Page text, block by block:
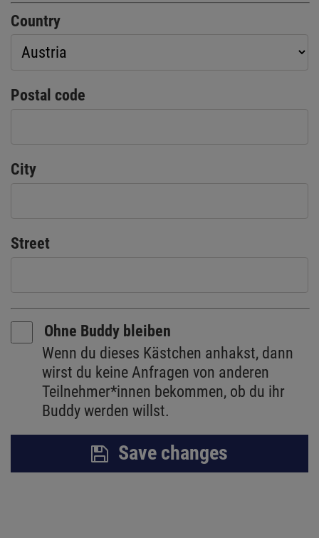
Country
Postal code
City
Street
Ohne Buddy bleiben
Wenn du dieses Kästchen anhakst, dann
wirst du keine Anfragen von anderen
Teilnehmer*innen bekommen, ob du ihr
Buddy werden willst.
Save changes